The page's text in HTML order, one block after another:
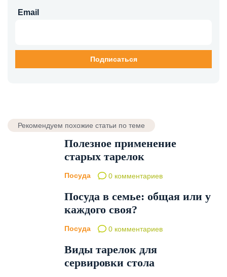
Email
Рекомендуем похожие статьи по теме
Полезное применение
старых тарелок
Посуда 0 комментариев
Посуда в семье: общая или у
каждого своя?
Посуда 0 комментариев
Виды тарелок для
сервировки стола